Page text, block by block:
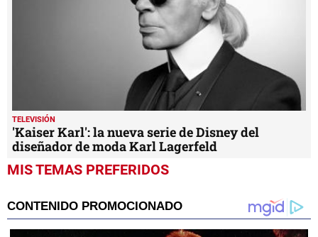
TELEVISIÓN
'Kaiser Karl': la nueva serie de Disney del
diseñador de moda Karl Lagerfeld
MIS TEMAS PREFERIDOS